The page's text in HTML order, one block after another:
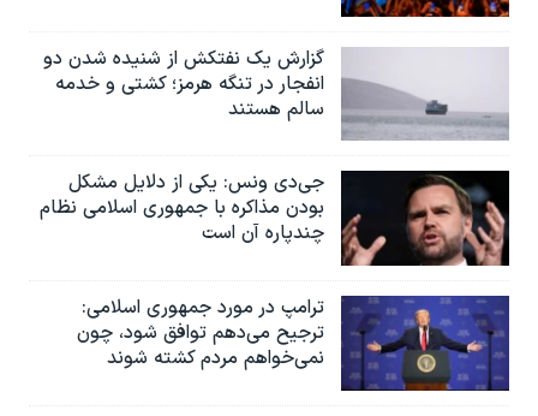
گزارش یک نفتکش از شنیده شدن دو
انفجار در تنگه هرمز؛ کشتی و خدمه
سالم هستند
جی‌دی ونس: یکی از دلایل مشکل
بودن مذاکره با جمهوری اسلامی نظام
چندپاره آن است
ترامپ در مورد جمهوری اسلامی:
ترجیح می‌دهم توافق شود، چون
نمی‌خواهم مردم کشته شوند